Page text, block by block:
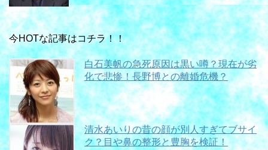
今HOTな記事はコチラ！！
白石美帆の急死原因は黒い噂？現在が劣
化で悲惨！長野博との離婚危機？
清水あいりの昔の顔が別人すぎてブサイ
ク？目や鼻の整形と豊胸を検証！